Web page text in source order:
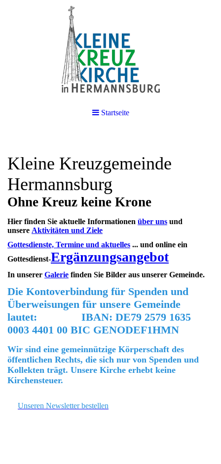
Startseite
Kleine Kreuzgemeinde
Hermannsburg
Ohne Kreuz keine Krone
Hier finden Sie aktuelle Informationen über uns und
unsere Aktivitäten und Ziele
Gottesdienste, Termine und aktuelles ... und online ein
Gottesdienst-Ergänzungsangebot
In unserer Galerie finden Sie Bilder aus unserer Gemeinde.
Die Kontoverbindung für Spenden und
Überweisungen für unsere Gemeinde
lautet: IBAN: DE79 2579 1635
0003 4401 00 BIC GENODEF1HMN
Wir sind eine gemeinnützige Körperschaft des
öffentlichen Rechts, die sich nur von Spenden und
Kollekten trägt. Unsere Kirche erhebt keine
Kirchensteuer.
Unseren Newsletter bestellen